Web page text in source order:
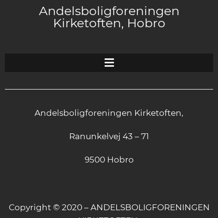
Andelsboligforeningen
Kirketoften, Hobro
Andelsboligforeningen Kirketoften,
Ranunkelvej 43 – 71
9500 Hobro
Copyright © 2020 – ANDELSBOLIGFORENINGEN